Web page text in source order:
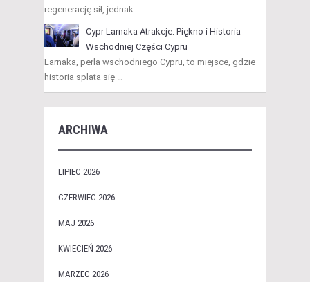
regenerację sił, jednak …
Cypr Larnaka Atrakcje: Piękno i Historia
Wschodniej Części Cypru
Larnaka, perła wschodniego Cypru, to miejsce, gdzie
historia splata się …
ARCHIWA
LIPIEC 2026
CZERWIEC 2026
MAJ 2026
KWIECIEŃ 2026
MARZEC 2026